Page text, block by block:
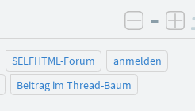
–
SELFHTML-Forum
anmelden
Beitrag im Thread-Baum